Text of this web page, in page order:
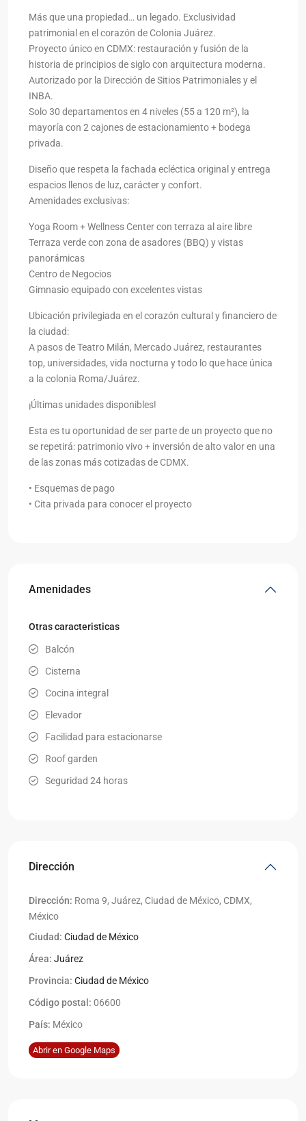
Más que una propiedad… un legado. Exclusividad
patrimonial en el corazón de Colonia Juárez.
Proyecto único en CDMX: restauración y fusión de la
historia de principios de siglo con arquitectura moderna.
Autorizado por la Dirección de Sitios Patrimoniales y el
INBA.
Solo 30 departamentos en 4 niveles (55 a 120 m²), la
mayoría con 2 cajones de estacionamiento + bodega
privada.
Diseño que respeta la fachada ecléctica original y entrega
espacios llenos de luz, carácter y confort.
Amenidades exclusivas:
Yoga Room + Wellness Center con terraza al aire libre
Terraza verde con zona de asadores (BBQ) y vistas
panorámicas
Centro de Negocios
Gimnasio equipado con excelentes vistas
Ubicación privilegiada en el corazón cultural y financiero de
la ciudad:
A pasos de Teatro Milán, Mercado Juárez, restaurantes
top, universidades, vida nocturna y todo lo que hace única
a la colonia Roma/Juárez.
¡Últimas unidades disponibles!
Esta es tu oportunidad de ser parte de un proyecto que no
se repetirá: patrimonio vivo + inversión de alto valor en una
de las zonas más cotizadas de CDMX.
• Esquemas de pago
• Cita privada para conocer el proyecto
Amenidades
Otras caracteristicas
Balcón
Cisterna
Cocina integral
Elevador
Facilidad para estacionarse
Roof garden
Seguridad 24 horas
Dirección
Dirección: Roma 9, Juárez, Ciudad de México, CDMX,
México
Ciudad: Ciudad de México
Área: Juárez
Provincia: Ciudad de México
Código postal: 06600
País: México
Abrir en Google Maps